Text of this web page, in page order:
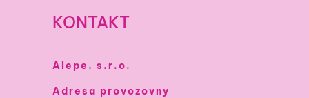
KONTAKT
Alepe, s.r.o.
Adresa provozovny